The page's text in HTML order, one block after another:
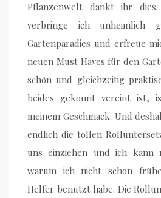
Pflanzenwelt dankt ihr
verbringe ich unheimlich
Gartenparadies und erfreue
neuen Must Haves für den
schön und gleichzeitig
beides gekonnt vereint ist,
meinem Geschmack. Und
endlich die tollen
uns einziehen und ich kann
warum ich nicht schon
Helfer benutzt habe. Die